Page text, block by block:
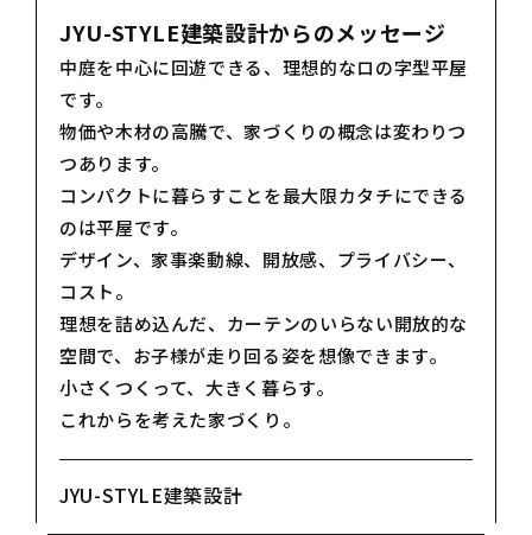
JYU-STYLE建築設計からのメッセージ
中庭を中心に回遊できる、理想的なロの字型平屋
です。
物価や木材の高騰で、家づくりの概念は変わりつ
つあります。
コンパクトに暮らすことを最大限カタチにできる
のは平屋です。
デザイン、家事楽動線、開放感、プライバシー、
コスト。
理想を詰め込んだ、カーテンのいらない開放的な
空間で、お子様が走り回る姿を想像できます。
小さくつくって、大きく暮らす。
これからを考えた家づくり。
JYU-STYLE建築設計